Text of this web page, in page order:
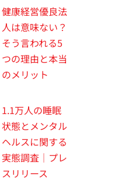
健康経営優良法
人は意味ない？
そう言われる5
つの理由と本当
のメリット
1.1万人の睡眠
状態とメンタル
ヘルスに関する
実態調査｜プレ
スリリース